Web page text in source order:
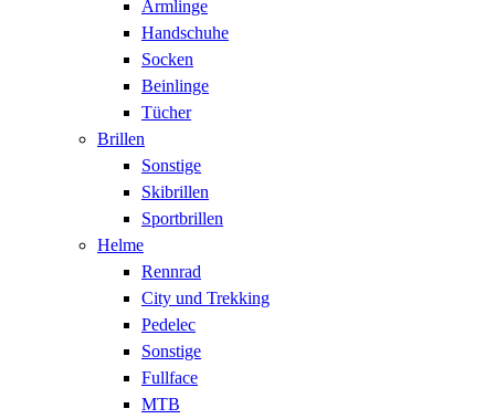
Armlinge
Handschuhe
Socken
Beinlinge
Tücher
Brillen
Sonstige
Skibrillen
Sportbrillen
Helme
Rennrad
City und Trekking
Pedelec
Sonstige
Fullface
MTB